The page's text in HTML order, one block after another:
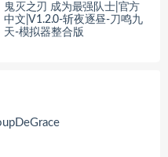
鬼灭之刃 成为最强队士|官方
中文|V1.2.0-斩夜逐昼-刀鸣九
天-模拟器整合版